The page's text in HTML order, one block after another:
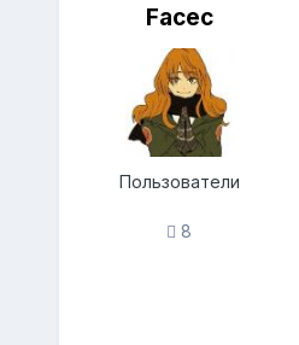
Facec
Пользователи
8